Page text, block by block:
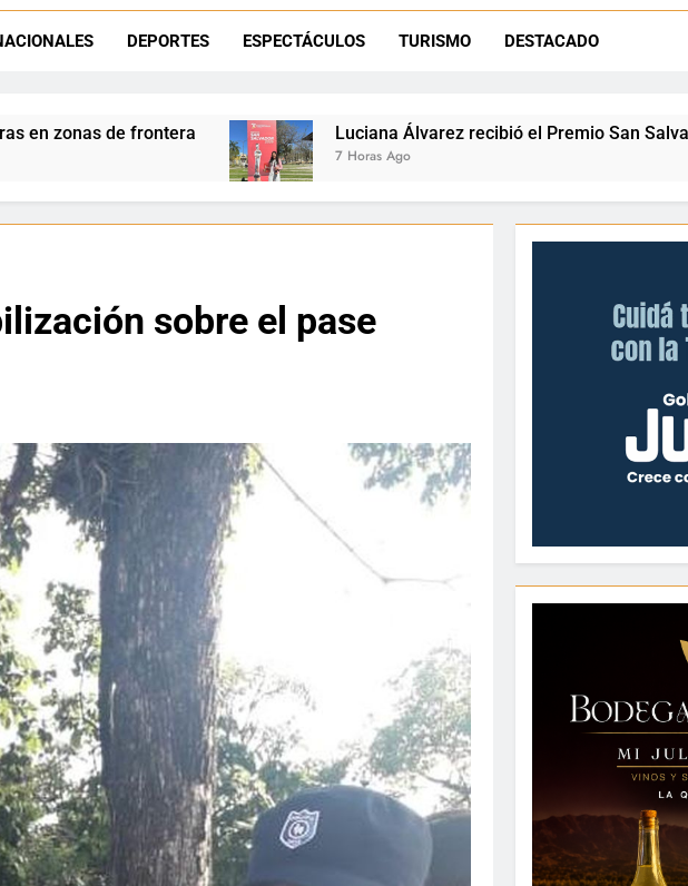
inclusiva en La Quiaca: Celia Zenteno destacó el crecimiento deportivo y el valor de
DEPORTES ESPECTÁCULOS TURISMO DESTACADO
Luciana Álvarez recibió el Premio San Salvador: La Quiaca celebra a una
sobre el pase